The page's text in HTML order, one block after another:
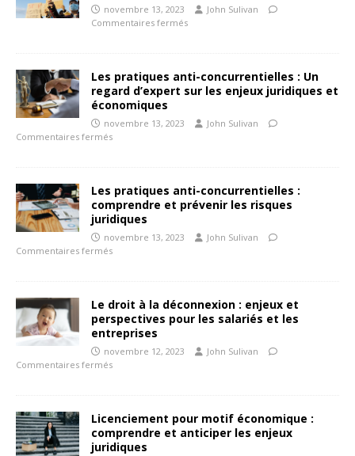
novembre 13, 2023
John Sulivan
Commentaires fermés
Les pratiques anti-concurrentielles : Un
regard d’expert sur les enjeux juridiques et
économiques
novembre 13, 2023
John Sulivan
Commentaires fermés
Les pratiques anti-concurrentielles :
comprendre et prévenir les risques
juridiques
novembre 13, 2023
John Sulivan
Commentaires fermés
Le droit à la déconnexion : enjeux et
perspectives pour les salariés et les
entreprises
novembre 12, 2023
John Sulivan
Commentaires fermés
Licenciement pour motif économique :
comprendre et anticiper les enjeux
juridiques